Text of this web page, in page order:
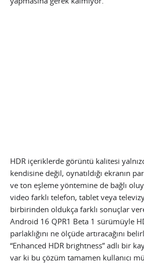
HDR içeriklerde görüntü kalitesi
kendisine değil, oynatıldığı ekranın
ve ton eşleme yöntemine de bağlı
video farklı telefon, tablet veya
birbirinden oldukça farklı sonuçlar
Android 16 QPR1 Beta 1 sürümüyle
parlaklığını ne ölçüde artıracağını
“Enhanced HDR brightness” adlı bir
var ki bu çözüm tamamen kullanıcı